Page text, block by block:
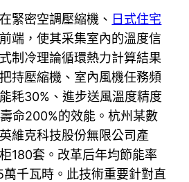
緊密空調壓縮機、 日式住宅
端，使其采集室內的溫度信
制冷理論循環熱力計算結果
持壓縮機、室內風機任務頻
耗30%、進步送風溫度精度
命200%的效能。杭州某數
維克科技股份無限公司產
180套。改革后年均節能率
千瓦時。此技術重要針對直